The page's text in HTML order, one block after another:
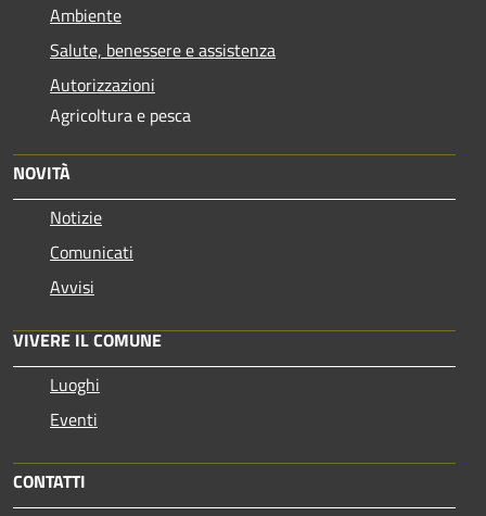
Ambiente
Salute, benessere e assistenza
Autorizzazioni
Agricoltura e pesca
NOVITÀ
Notizie
Comunicati
Avvisi
VIVERE IL COMUNE
Luoghi
Eventi
CONTATTI